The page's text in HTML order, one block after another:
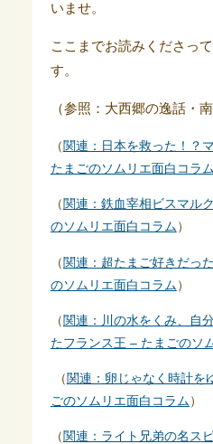
いませ。
ここまでお読みくださっ
す。
（参照：大西郷の逸話・南
（関連：日本を救った！？
たまごのソムリエ面白コラム
（関連：鉄血宰相ビスマル
のソムリエ面白コラム）
（関連：超たまご好きだっ
のソムリエ面白コラム）
（関連：川の水をくみ、自
たフランス王 – たまごのソ
（関連：卵じゃなく時計を
ごのソムリエ面白コラム）
（関連：ライト兄弟の名ス